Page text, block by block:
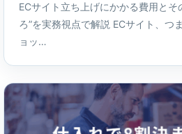
ECサイト立ち上げにかかる費用とそ
ろ”を実務視点で解説 ECサイト、つまりネットシ
ョッ…